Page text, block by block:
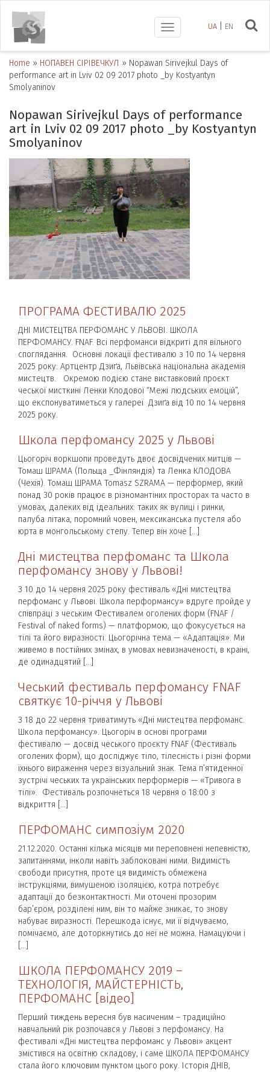
UA EN
Toggle
navigation
Home » НОПАВЕН СІРІВЕЧКУЛ » Nopawan Sirivejkul Days of
performance art in Lviv 02 09 2017 photo _by Kostyantyn
Smolyaninov
Nopawan Sirivejkul Days of performance
art in Lviv 02 09 2017 photo _by Kostyantyn
Smolyaninov
ПРОГРАМА ФЕСТИВАЛЮ 2025
ДНІ МИСТЕЦТВА ПЕРФОМАНС У ЛЬВОВІ. ШКОЛА
ПЕРФОМАНСУ. FNAF. Всі перфоманси відкриті для вільного
споглядання. Основні локації фестивалю з 10 по 14 червня
2025 року: Артцентр Дзиґа, Львівська національна академія
мистецтв. Окремою подією стане виставковий проєкт
чеської мисткині Ленки Клодової “Межі людських емоцій”,
що експонуватиметься у галереї Дзиґа від 10 по 14 червня
2025 року.
Школа перфомансу 2025 у Львові
Цьогоріч воркшопи проведуть двоє досвідчених митців —
Томаш ШРАМА (Польща _Фінляндія) та Ленка КЛОДОВА
(Чехія). Томаш ШРАМА Tomasz SZRAMA — перформер, який
понад 30 років працює в різномантіних просторах та часто в
умовах, далеких від ідеальних: таких як вулиці і ринки,
палуба літака, поромний човен, мексиканська пустеля або
юрта в монгольському степу. Тепер він хоче […]
Дні мистецтва перфоманс та Школа
перфомансу знову у Львові!
З 10 до 14 червня 2025 року фестиваль «Дні мистецтва
перфоманс у Львові. Школа перформансу» вдруге пройде у
співпраці з чеським Фестивалем оголених форм (FNAF /
Festival of naked forms) — платформою, що фокусується на
тілі та його виразності. Цьогорічна тема — «Адаптація». Ми
живемо в постійних змінах, в умовах невизначеності, в країні,
де одинадцятий […]
Чеський фестиваль перфомансу FNAF
святкує 10-річчя у Львові
З 18 до 22 червня триватимуть «Дні мистецтва перфоманс.
Школа перфомансу». Цьогоріч в основі програми
фестивалю — досвід чеського проєкту FNAF (Фестиваль
оголених форм), що досліджує тіло, тілесність і різні форми
їхнього вираження через візуальний знак. Тема п’ятиденної
зустрічі чеських та українських перформерів — «Тривога в
тілі». Фестиваль розпочнеться 18 червня о 18:00 з
відкриття […]
ПЕРФОМАНС симпозіум 2020
21.12.2020. Останні кілька місяців ми переповнені непевністю,
запитаннями, інколи навіть заблоковані ними. Видимість
свободи присутня, проте ця видимість обмежена
інструкціями, вимушеною ізоляцією, котра потребує
адаптації до безконтактності. Ми оточені прозорим
бар’єром, розділені ним, він то майже зникає, то знову
набуває виразності. Перешкода існує, ми її відчуваємо,
помічаємо, але доторкнутись до неї не можна. Намацуючи і
[…]
ШКОЛА ПЕРФОМАНСУ 2019 –
ТЕХНОЛОГІЯ, МАЙСТЕРНІСТЬ,
ПЕРФОМАНС [відео]
Перший тиждень вересня був насиченим – традиційно
навчальний рік розпочався у Львові з перфомансу. На
фестивалі «Дні мистецтва перфоманс у Львові» акцент
змістився на освітню складову, і саме ШКОЛА ПЕРФОМАНСУ
стала його ключовим пунктом цього року. Історія ДНІВ,